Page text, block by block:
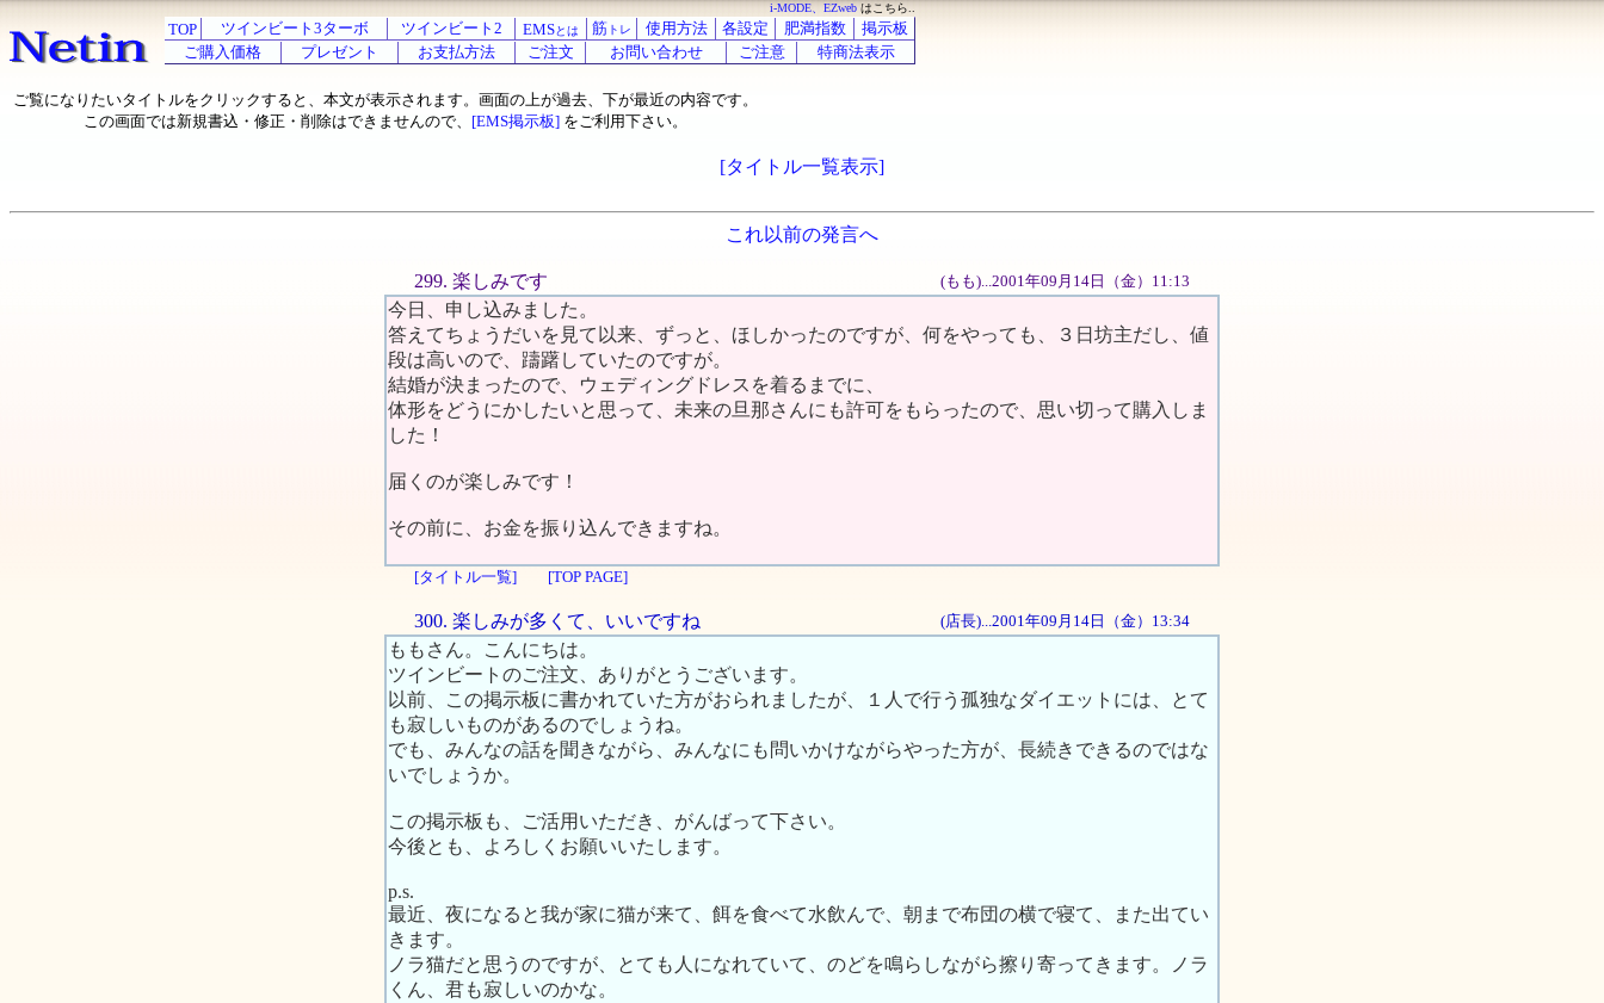
i-MODE、EZweb はこちら..
TOP ツインビート3ターボ ツインビート2 EMSとは 筋 トレ 使用方法 各設定 肥満指数
掲示板
ご購入価格
プレゼント お支払方法 ご注文 お問い合わせ ご注意 特商法表示
ご覧になりたいタイトルをクリックすると、本文が表示されます。画面の上が過去、下が最近の内容です。
この画面では新規書込・修正・削除はできませんので、 [EMS掲示板] をご利用下さい。
[タイトル一覧表示]
これ以前の発言へ
299. 楽しみです (もも)...2001年09月14日（金）11:13
今日、申し込みました。
答えてちょうだいを見て以来、ずっと、ほしかったのですが、何をやっても、３日坊主だし、値
段は高いので、躊躇していたのですが。
結婚が決まったので、ウェディングドレスを着るまでに、
体形をどうにかしたいと思って、未来の旦那さんにも許可をもらったので、思い切って購入しま
した！
届くのが楽しみです！
その前に、お金を振り込んできますね。
[タイトル一覧] [TOP PAGE]
300. 楽しみが多くて、いいですね (店長)...2001年09月14日（金）13:34
ももさん。こんにちは。
ツインビートのご注文、ありがとうございます。
以前、この掲示板に書かれていた方がおられましたが、１人で行う孤独なダイエットには、とて
も寂しいものがあるのでしょうね。
でも、みんなの話を聞きながら、みんなにも問いかけながらやった方が、長続きできるのではな
いでしょうか。
この掲示板も、ご活用いただき、がんばって下さい。
今後とも、よろしくお願いいたします。
p.s.
最近、夜になると我が家に猫が来て、餌を食べて水飲んで、朝まで布団の横で寝て、また出てい
きます。
ノラ猫だと思うのですが、とても人になれていて、のどを鳴らしながら擦り寄ってきます。ノラ
くん、君も寂しいのかな。